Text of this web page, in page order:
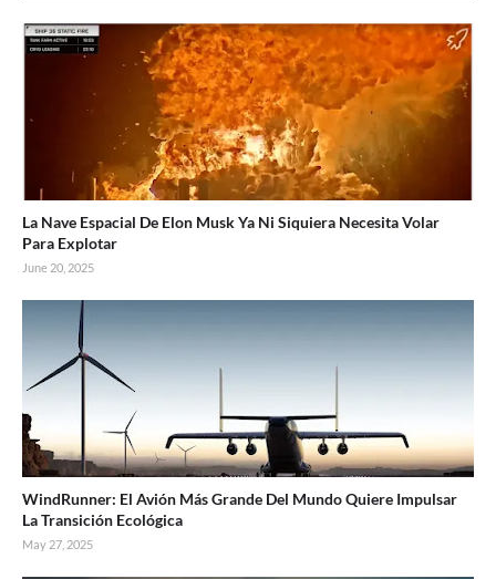
La Nave Espacial De Elon Musk Ya Ni Siquiera Necesita Volar
Para Explotar
June 20, 2025
WindRunner: El Avión Más Grande Del Mundo Quiere Impulsar
La Transición Ecológica
May 27, 2025